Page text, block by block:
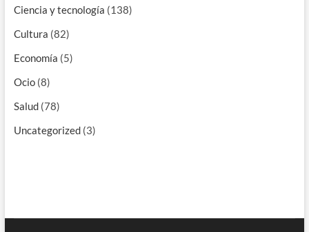
Ciencia y tecnología (138)
Cultura (82)
Economía (5)
Ocio(8)
Salud(78)
Uncategorized(3)